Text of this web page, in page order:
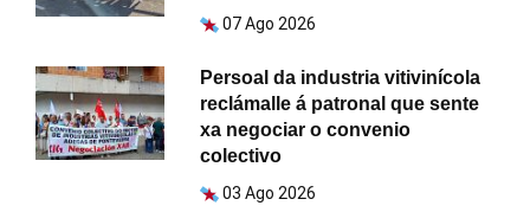
07 Ago 2026
Persoal da industria vitivinícola
reclámalle á patronal que sente
xa negociar o convenio
colectivo
03 Ago 2026